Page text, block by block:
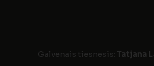
Galvenais tiesnesis: Tatjana